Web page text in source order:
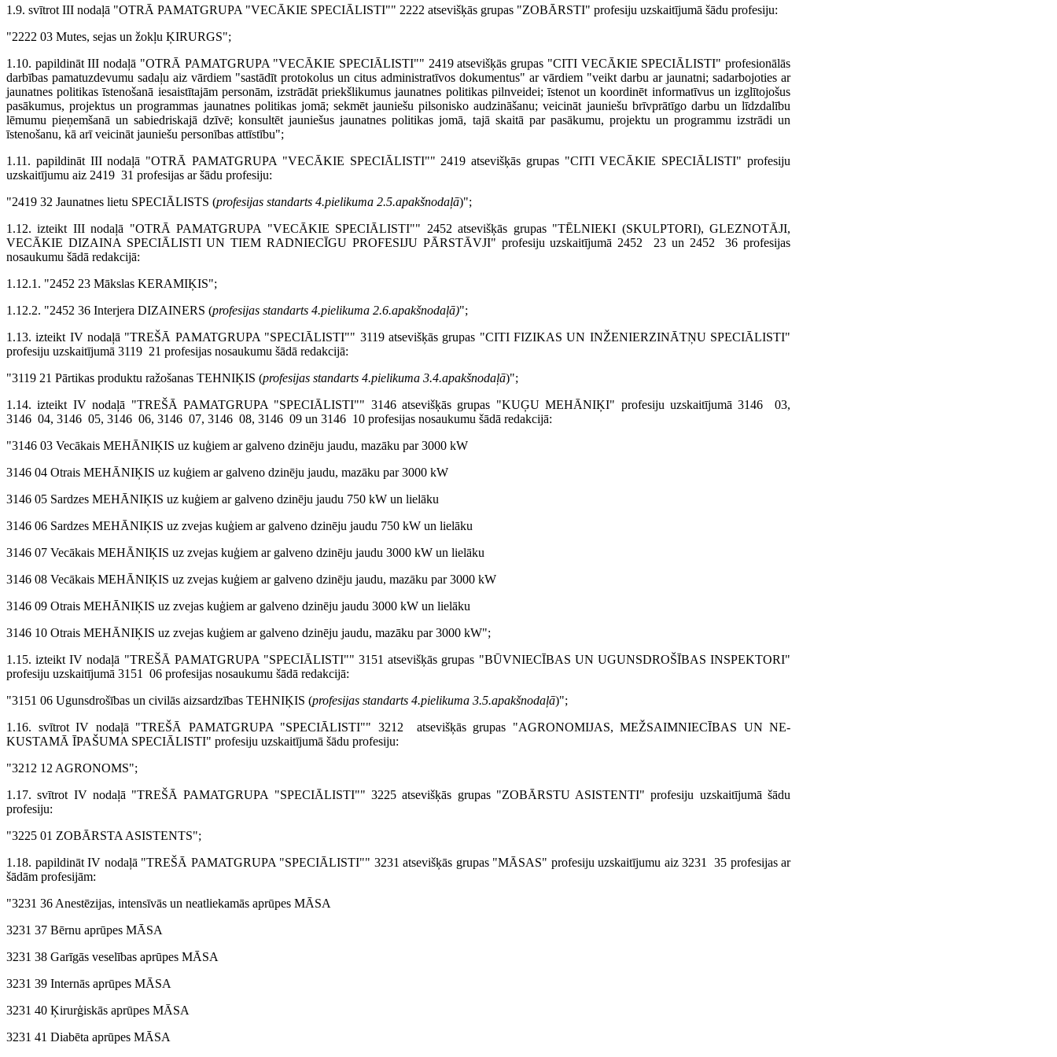
1.9. svītrot III nodaļā "OTRĀ PAMATGRUPA "VECĀKIE SPE­CIĀLISTI"" 2222 atsevišķās grupas "ZOBĀRSTI" profesiju uzskaitījumā šādu profesiju:
"2222 03 Mutes, sejas un žokļu ĶIRURGS";
1.10. papildināt III nodaļā "OTRĀ PAMATGRUPA "VECĀKIE SPE­CIĀLISTI"" 2419 atsevišķās grupas "CITI VECĀKIE SPECIĀLISTI" profe­sionālās
darbības pamatuzdevumu sadaļu aiz vārdiem "sastādīt protokolus un citus administratīvos dokumentus" ar vārdiem "veikt darbu ar jaunatni; sadarbo­joties ar
jaunatnes politikas īstenošanā iesaistītajām personām, izstrādāt priekš­likumus jaunatnes politikas pilnveidei; īstenot un koordinēt informatīvus un izglītojošus
pasākumus, projektus un programmas jaunatnes politikas jomā; sekmēt jauniešu pilsonisko audzināšanu; veicināt jauniešu brīvprātīgo darbu un līdzdalību
lēmumu pieņemšanā un sabiedriskajā dzīvē; konsultēt jauniešus jaunatnes politikas jomā, tajā skaitā par pasākumu, projektu un programmu izstrādi un
īstenošanu, kā arī veicināt jauniešu personības attīstību";
1.11. papildināt III nodaļā "OTRĀ PAMATGRUPA "VECĀKIE SPE­CIĀLISTI"" 2419 atsevišķās grupas "CITI VECĀKIE SPECIĀLISTI" profesiju
uzskaitījumu aiz 2419 31 profesijas ar šādu profesiju:
"2419 32 Jaunatnes lietu SPECIĀLISTS (profesijas standarts 4.pielikuma 2.5.apakšnodaļā)";
1.12. izteikt III nodaļā "OTRĀ PAMATGRUPA "VECĀKIE SPE­CIĀLISTI"" 2452 atsevišķās grupas "TĒLNIEKI (SKULP­TORI), GLEZNOTĀ­JI,
VECĀKIE DIZAINA SPECIĀLISTI UN TIEM RADNIECĪGU PROFESIJU PĀRSTĀVJI" profesiju uzskaitījumā 2452 23 un 2452 36 profesijas
nosauku­mu šādā redakcijā:
1.12.1. "2452 23 Mākslas KERAMIĶIS";
1.12.2. "2452 36 Interjera DIZAINERS (profesijas standarts 4.pielikuma 2.6.apakšnodaļā)";
1.13. izteikt IV nodaļā "TREŠĀ PAMATGRUPA "SPECIĀLISTI"" 3119 atsevišķās grupas "CITI FIZIKAS UN INŽENIERZINĀTŅU SPE­CIĀLISTI"
profesiju uzskaitījumā 3119 21 profesijas nosaukumu šādā redakcijā:
"3119 21 Pārtikas produktu ražošanas TEHNIĶIS (profesijas standarts 4.pielikuma 3.4.apakšnodaļā)";
1.14. izteikt IV nodaļā "TREŠĀ PAMATGRUPA "SPECIĀLISTI"" 3146 atsevišķās grupas "KUĢU MEHĀNIĶI" profesiju uzskaitījumā 3146 03,
3146 04, 3146 05, 3146 06, 3146 07, 3146 08, 3146 09 un 3146 10 profe­sijas nosaukumu šādā redakcijā:
"3146 03 Vecākais MEHĀNIĶIS uz kuģiem ar galveno dzinēju jaudu, mazāku par 3000 kW
3146 04 Otrais MEHĀNIĶIS uz kuģiem ar galveno dzinēju jaudu, mazāku par 3000 kW
3146 05 Sardzes MEHĀNIĶIS uz kuģiem ar galveno dzinēju jaudu 750 kW un lielāku
3146 06 Sardzes MEHĀNIĶIS uz zvejas kuģiem ar galveno dzinēju jaudu 750 kW un lielāku
3146 07 Vecākais MEHĀNIĶIS uz zvejas kuģiem ar galveno dzinēju jaudu 3000 kW un lielāku
3146 08 Vecākais MEHĀNIĶIS uz zvejas kuģiem ar galveno dzinēju jaudu, mazāku par 3000 kW
3146 09 Otrais MEHĀNIĶIS uz zvejas kuģiem ar galveno dzinēju jaudu 3000 kW un lielāku
3146 10 Otrais MEHĀNIĶIS uz zvejas kuģiem ar galveno dzinēju jaudu, mazāku par 3000 kW";
1.15. izteikt IV nodaļā "TREŠĀ PAMATGRUPA "SPECIĀLISTI"" 3151 atsevišķās grupas "BŪVNIECĪBAS UN UGUNSDROŠĪBAS INSPEK­TORI"
profesiju uzskaitījumā 3151 06 profesijas nosaukumu šādā redakcijā:
"3151 06 Ugunsdrošības un civilās aizsardzības TEHNIĶIS (profesijas standarts 4.pielikuma 3.5.apakšnodaļā)";
1.16. svītrot IV nodaļā "TREŠĀ PAMATGRUPA "SPECIĀLISTI"" 3212 atsevišķās grupas "AGRONOMIJAS, MEŽSAIMNIECĪBAS UN NE­
KUSTAMĀ ĪPAŠUMA SPECIĀLISTI" profesiju uzskaitījumā šādu profesiju:
"3212 12 AGRONOMS";
1.17. svītrot IV nodaļā "TREŠĀ PAMATGRUPA "SPECIĀLISTI"" 3225 atsevišķās grupas "ZOBĀRSTU ASISTENTI" profesiju uzskaitījumā šādu
profesiju:
"3225 01 ZOBĀRSTA ASISTENTS";
1.18. papildināt IV nodaļā "TREŠĀ PAMATGRUPA "SPECIĀLISTI"" 3231 atsevišķās grupas "MĀSAS" profesiju uzskaitījumu aiz 3231 35 profesijas ar
šādām profesijām:
"3231 36 Anestēzijas, intensīvās un neatliekamās aprūpes MĀSA
3231 37 Bērnu aprūpes MĀSA
3231 38 Garīgās veselības aprūpes MĀSA
3231 39 Internās aprūpes MĀSA
3231 40 Ķirurģiskās aprūpes MĀSA
3231 41 Diabēta aprūpes MĀSA